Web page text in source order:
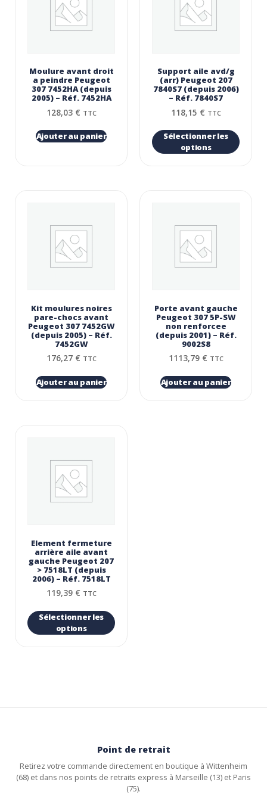
Moulure avant droit
a peindre Peugeot
307 7452HA (depuis
2005) – Réf. 7452HA
128,03 € TTC
Ajouter au panier
Support aile avd/g
(arr) Peugeot 207
7840S7 (depuis 2006)
– Réf. 7840S7
118,15 € TTC
Sélectionner les
options
Kit moulures noires
pare-chocs avant
Peugeot 307 7452GW
(depuis 2005) – Réf.
7452GW
176,27 € TTC
Ajouter au panier
Porte avant gauche
Peugeot 307 5P-SW
non renforcee
(depuis 2001) – Réf.
9002S8
1113,79 € TTC
Ajouter au panier
Element fermeture
arrière aile avant
gauche Peugeot 207
> 7518LT (depuis
2006) – Réf. 7518LT
119,39 € TTC
Sélectionner les
options
Point de retrait
Retirez votre commande directement en boutique à Wittenheim
(68) et dans nos points de retraits express à Marseille (13) et Paris
(75).